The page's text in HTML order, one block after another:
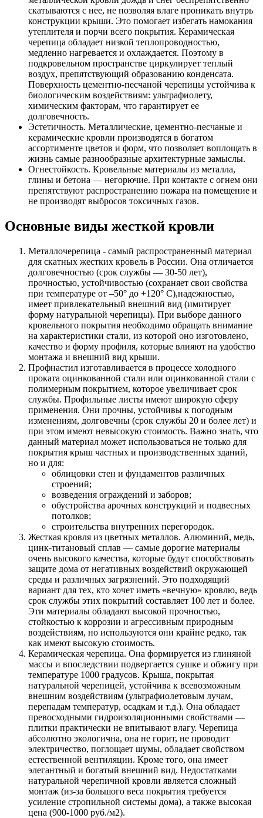
скатываются с нее, не позволяя влаге проникать внутрь
конструкции крыши. Это помогает избегать намокания
утеплителя и порчи всего покрытия. Керамическая
черепица обладает низкой теплопроводностью,
медленно нагревается и охлаждается. Поэтому в
подкровельном пространстве циркулирует теплый
воздух, препятствующий образованию конденсата.
Поверхность цементно-песчаной черепицы устойчива к
биологическим воздействиям: ультрафиолету,
химическим факторам, что гарантирует ее
долговечность.
Эстетичность. Металлические, цементно-песчаные и
керамические кровли производятся в богатом
ассортименте цветов и форм, что позволяет воплощать в
жизнь самые разнообразные архитектурные замыслы.
Огнестойкость. Кровельные материалы из металла,
глины и бетона — негорючие. При контакте с огнем они
препятствуют распространению пожара на помещение и
не производят выбросов токсичных газов.
Основные виды жесткой кровли
Металлочерепица - самый распространенный материал
для скатных жестких кровель в России. Она отличается
долговечностью (срок службы — 30-50 лет),
прочностью, устойчивостью (сохраняет свои свойства
при температуре от –50° до +120° С),надежностью,
имеет привлекательный внешний вид (имитирует
форму натуральной черепицы). При выборе данного
кровельного покрытия необходимо обращать внимание
на характеристики стали, из которой оно изготовлено,
качество и форму профиля, которые влияют на удобство
монтажа и внешний вид крыши.
Профнастил изготавливается в процессе холодного
проката оцинкованной стали или оцинкованной стали с
полимерным покрытием, которое увеличивает срок
службы. Профильные листы имеют широкую сферу
применения. Они прочны, устойчивы к погодным
изменениям, долговечны (срок службы 20 и более лет) и
при этом имеют невысокую стоимость. Важно знать, что
данный материал может использоваться не только для
покрытия крыш частных и производственных зданий,
но и для:
облицовки стен и фундаментов различных
строений;
возведения ограждений и заборов;
обустройства арочных конструкций и подвесных
потолков;
строительства внутренних перегородок.
Жесткая кровля из цветных металлов. Алюминий, медь,
цинк-титановый сплав — самые дорогие материалы
очень высокого качества, которые будут способствовать
защите дома от негативных воздействий окружающей
среды и различных загрязнений. Это подходящий
вариант для тех, кто хочет иметь «вечную» кровлю, ведь
срок службы этих покрытий составляет 100 лет и более.
Эти материалы обладают высокой прочностью,
стойкостью к коррозии и агрессивным природным
воздействиям, но используются они крайне редко, так
как имеют высокую стоимость.
Керамическая черепица. Она формируется из глиняной
массы и впоследствии подвергается сушке и обжигу при
температуре 1000 градусов. Крыша, покрытая
натуральной черепицей, устойчива к всевозможным
внешним воздействиям (ультрафиолетовым лучам,
перепадам температур, осадкам и т.д.). Она обладает
превосходными гидроизоляционными свойствами —
плитки практически не впитывают влагу. Черепица
абсолютно экологична, она не горит, не проводит
электричество, поглощает шумы, обладает свойством
естественной вентиляции. Кроме того, она имеет
элегантный и богатый внешний вид. Недостатками
натуральной черепичной кровли является сложный
монтаж (из-за большого веса покрытия требуется
усиление стропильной системы дома), а также высокая
цена (900-1000 руб./м2).